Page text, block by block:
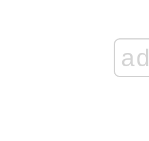
ad